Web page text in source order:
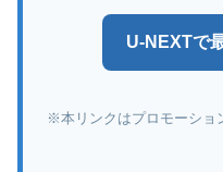
U-NEXTで
※本リンクはプロモーショ